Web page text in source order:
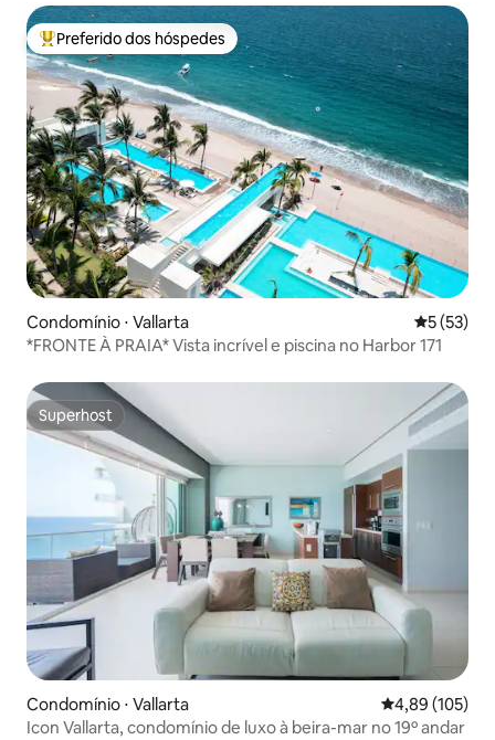
Entre os melhores preferidos dos hóspedes
Preferido dos hóspedes
Condomínio ⋅ Vallarta 5 de uma
5 (53)
*FRONTE À PRAIA* Vista incrível e piscina no Harbor 171
Superhost
Superhost
Condomínio ⋅ Vallarta 4,89 de uma
4,89 (105)
Icon Vallarta, condomínio de luxo à beira-mar no 19º andar